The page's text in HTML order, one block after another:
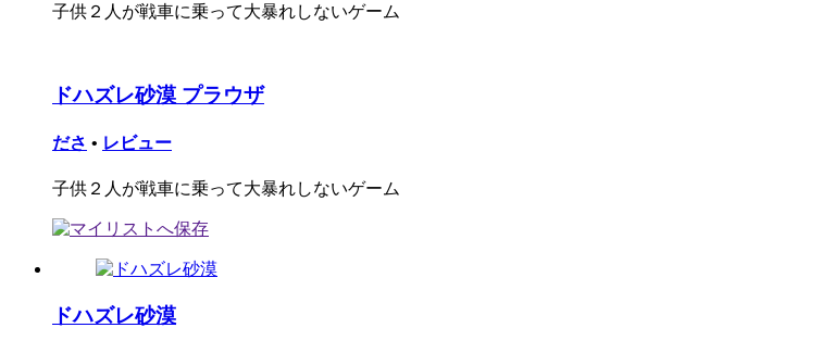
子供２人が戦車に乗って大暴れしないゲーム
ドハズレ砂漠 プラウザ
ださ • レビュー
子供２人が戦車に乗って大暴れしないゲーム
ドハズレ砂漠